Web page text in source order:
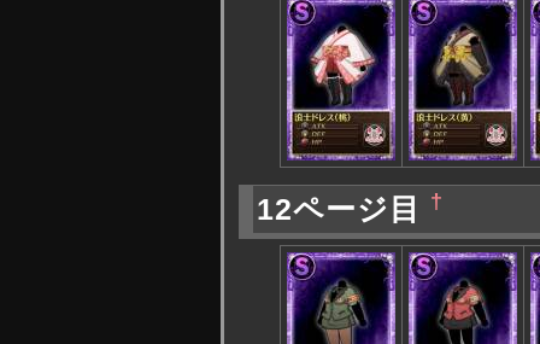
12ページ目 †